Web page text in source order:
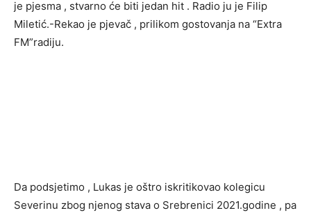
je pjesma , stvarno će biti jedan hit . Radio ju je Filip
Miletić.-Rekao je pjevač , prilikom gostovanja na “Extra
FM”radiju.
Da podsjetimo , Lukas je oštro iskritikovao kolegicu
Severinu zbog njenog stava o Srebrenici 2021.godine , pa